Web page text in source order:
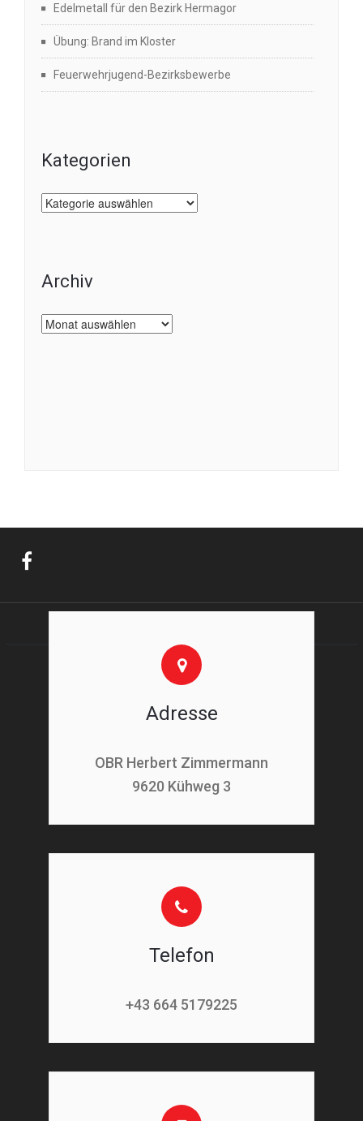
Edelmetall für den Bezirk Hermagor
Übung: Brand im Kloster
Feuerwehrjugend-Bezirksbewerbe
Kategorien
Kategorien
Archiv
Archiv
Adresse
OBR Herbert Zimmermann
9620 Kühweg 3
Telefon
+43 664 5179225